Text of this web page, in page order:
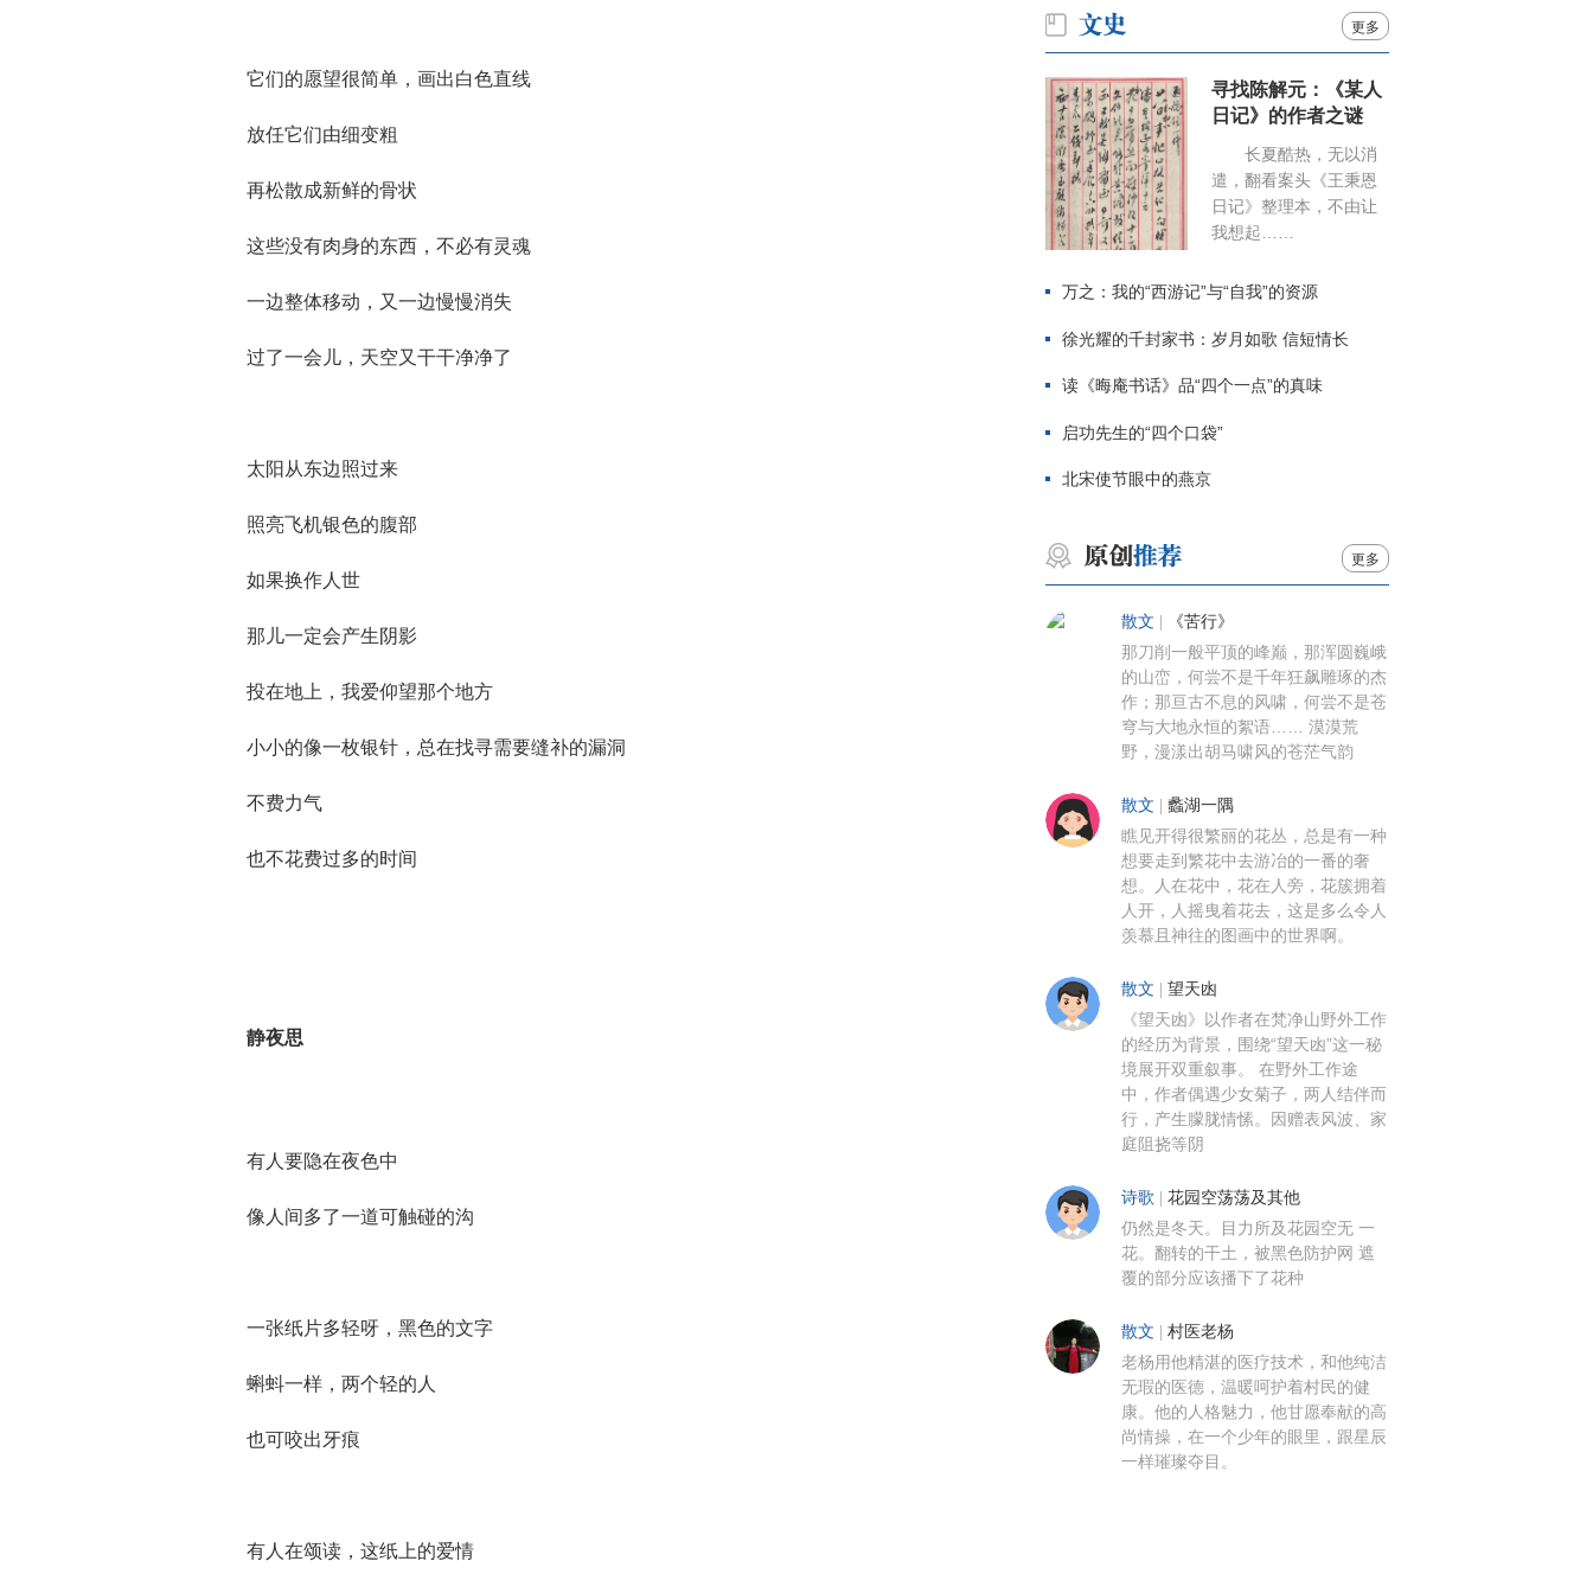
它们的愿望很简单，画出白色直线
放任它们由细变粗
再松散成新鲜的骨状
这些没有肉身的东西，不必有灵魂
一边整体移动，又一边慢慢消失
过了一会儿，天空又干干净净了
太阳从东边照过来
照亮飞机银色的腹部
如果换作人世
那儿一定会产生阴影
投在地上，我爱仰望那个地方
小小的像一枚银针，总在找寻需要缝补的漏洞
不费力气
也不花费过多的时间
静夜思
有人要隐在夜色中
像人间多了一道可触碰的沟
一张纸片多轻呀，黑色的文字
蝌蚪一样，两个轻的人
也可咬出牙痕
有人在颂读，这纸上的爱情
更多
寻找陈解元：《某人
日记》的作者之谜
长夏酷热，无以消
遣，翻看案头《王秉恩
日记》整理本，不由让
我想起……
万之：我的“西游记”与“自我”的资源
徐光耀的千封家书：岁月如歌 信短情长
读《晦庵书话》品“四个一点”的真味
启功先生的“四个口袋”
北宋使节眼中的燕京
更多
散文 《苦行》
那刀削一般平顶的峰巅，那浑圆巍峨
的山峦，何尝不是千年狂飙雕琢的杰
作；那亘古不息的风啸，何尝不是苍
穹与大地永恒的絮语…… 漠漠荒
野，漫漾出胡马啸风的苍茫气韵
散文 蠡湖一隅
瞧见开得很繁丽的花丛，总是有一种
想要走到繁花中去游冶的一番的奢
想。人在花中，花在人旁，花簇拥着
人开，人摇曳着花去，这是多么令人
羡慕且神往的图画中的世界啊。
散文 望天凼
《望天凼》以作者在梵净山野外工作
的经历为背景，围绕“望天凼”这一秘
境展开双重叙事。 在野外工作途
中，作者偶遇少女菊子，两人结伴而
行，产生朦胧情愫。因赠表风波、家
庭阻挠等阴
诗歌 花园空荡荡及其他
仍然是冬天。目力所及花园空无 一
花。翻转的干土，被黑色防护网 遮
覆的部分应该播下了花种
散文 村医老杨
老杨用他精湛的医疗技术，和他纯洁
无瑕的医德，温暖呵护着村民的健
康。他的人格魅力，他甘愿奉献的高
尚情操，在一个少年的眼里，跟星辰
一样璀璨夺目。